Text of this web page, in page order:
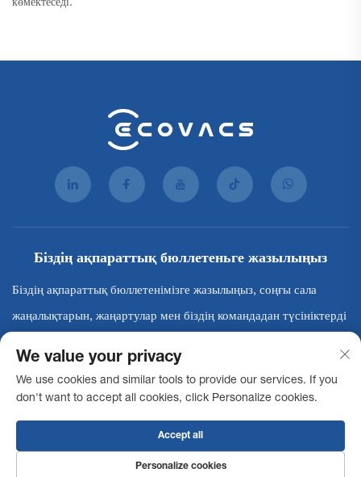
көмектеседі.
Біздің ақпараттық бюллетеньге жазылыңыз
Біздің ақпараттық бюллетенімізге жазылыңыз, соңғы сала
жаңалықтарын, жаңартулар мен біздің командадан түсініктерді
Жазылу
шарттары
We value your privacy
We use cookies and similar tools to provide our services. If you
don't want to accept all cookies, click Personalize cookies.
Personalize cookies
Accept all